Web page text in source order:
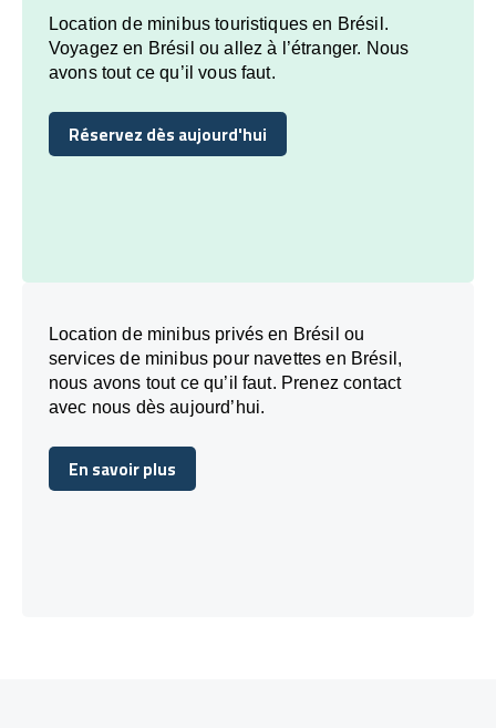
Location de minibus touristiques en Brésil.
Voyagez en Brésil ou allez à l’étranger. Nous
avons tout ce qu’il vous faut.
Réservez dès aujourd'hui
Réservez dès aujourd'hui
Location de minibus privés en Brésil ou
services de minibus pour navettes en Brésil,
nous avons tout ce qu’il faut. Prenez contact
avec nous dès aujourd’hui.
En savoir plus
En savoir plus